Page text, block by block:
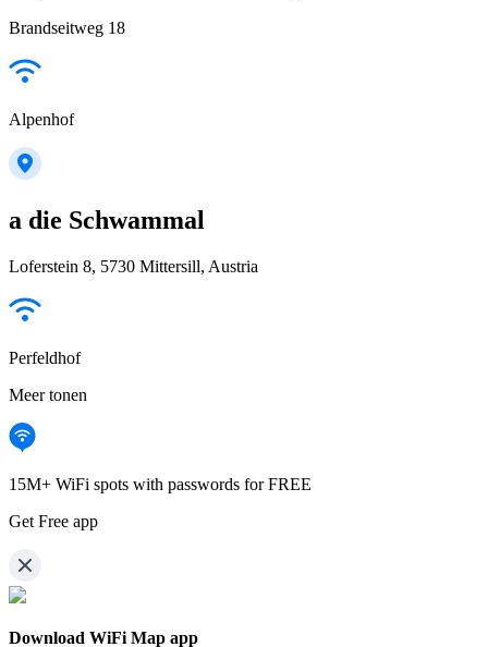
Brandseitweg 18
Alpenhof
a die Schwammal
Loferstein 8, 5730 Mittersill, Austria
Perfeldhof
Meer tonen
15M+ WiFi spots with passwords for FREE
Get Free app
Download WiFi Map app